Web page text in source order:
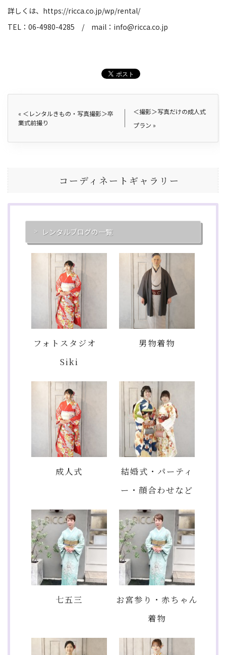
詳しくは、 https://ricca.co.jp/wp/rental/
TEL ： 06-4980-4285 / mail ： info@ricca.co.jp
« ＜レンタルきもの・写真撮影＞卒
業式前撮り
＜撮影＞写真だけの成人式
プラン »
コーディネートギャラリー
レンタルブログの一覧
フォトスタジオ
Siki
男物着物
成人式
結婚式・パーティ
ー・顔合わせなど
七五三
お宮参り・赤ちゃん
着物